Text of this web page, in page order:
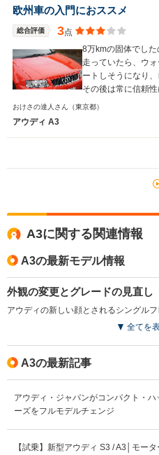
欧州車の入門におススメ
総合評価 3点
8万kmの固体でし
走っていたら、ウ
ートしそうになり
その後は常に信頼
スとなり、乗換えを
おけさの達人さん （東京都）
アウディ A3
A3に関する関連情報
A3の最新モデル情報
外観の変更とグレードの見直し
全てを
A3の最新記事
アウディ・ジャパンがコンパクト・
ーズをフルモデルチェンジ
【試乗】新型アウディ S3 / A3│モー